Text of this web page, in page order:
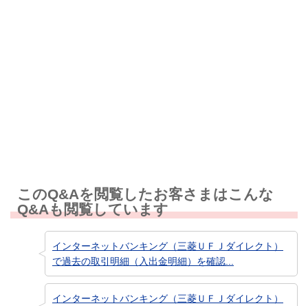
このQ&Aを閲覧したお客さまはこんな
Q&Aも閲覧しています
インターネットバンキング（三菱ＵＦＪダイレクト）
で過去の取引明細（入出金明細）を確認...
インターネットバンキング（三菱ＵＦＪダイレクト）